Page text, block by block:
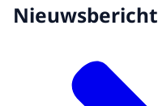
Nieuwsbericht